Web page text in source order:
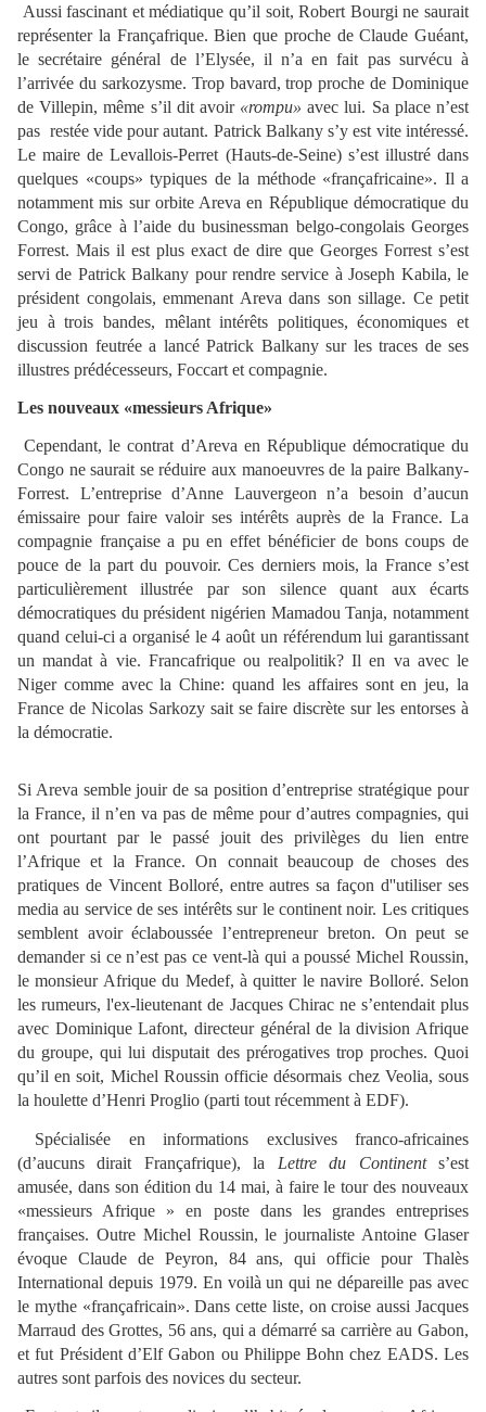
Aussi fascinant et médiatique qu’il soit, Robert Bourgi ne saurait
représenter la Françafrique. Bien que proche de Claude Guéant,
le secrétaire général de l’Elysée, il n’a en fait pas survécu à
l’arrivée du sarkozysme. Trop bavard, trop proche de Dominique
de Villepin, même s’il dit avoir «rompu» avec lui. Sa place n’est
pas restée vide pour autant. Patrick Balkany s’y est vite intéressé.
Le maire de Levallois-Perret (Hauts-de-Seine) s’est illustré dans
quelques «coups» typiques de la méthode «françafricaine». Il a
notamment mis sur orbite Areva en République démocratique du
Congo, grâce à l’aide du businessman belgo-congolais Georges
Forrest. Mais il est plus exact de dire que Georges Forrest s’est
servi de Patrick Balkany pour rendre service à Joseph Kabila, le
président congolais, emmenant Areva dans son sillage. Ce petit
jeu à trois bandes, mêlant intérêts politiques, économiques et
discussion feutrée a lancé Patrick Balkany sur les traces de ses
illustres prédécesseurs, Foccart et compagnie.
Les nouveaux «messieurs Afrique»
Cependant, le contrat d’Areva en République démocratique du
Congo ne saurait se réduire aux manoeuvres de la paire Balkany-
Forrest. L’entreprise d’Anne Lauvergeon n’a besoin d’aucun
émissaire pour faire valoir ses intérêts auprès de la France. La
compagnie française a pu en effet bénéficier de bons coups de
pouce de la part du pouvoir. Ces derniers mois, la France s’est
particulièrement illustrée par son silence quant aux écarts
démocratiques du président nigérien Mamadou Tanja, notamment
quand celui-ci a organisé le 4 août un référendum lui garantissant
un mandat à vie. Francafrique ou realpolitik? Il en va avec le
Niger comme avec la Chine: quand les affaires sont en jeu, la
France de Nicolas Sarkozy sait se faire discrète sur les entorses à
la démocratie.
Si Areva semble jouir de sa position d’entreprise stratégique pour
la France, il n’en va pas de même pour d’autres compagnies, qui
ont pourtant par le passé jouit des privilèges du lien entre
l’Afrique et la France. On connait beaucoup de choses des
pratiques de Vincent Bolloré, entre autres sa façon d''utiliser ses
media au service de ses intérêts sur le continent noir. Les critiques
semblent avoir éclaboussée l’entrepreneur breton. On peut se
demander si ce n’est pas ce vent-là qui a poussé Michel Roussin,
le monsieur Afrique du Medef, à quitter le navire Bolloré. Selon
les rumeurs, l'ex-lieutenant de Jacques Chirac ne s’entendait plus
avec Dominique Lafont, directeur général de la division Afrique
du groupe, qui lui disputait des prérogatives trop proches. Quoi
qu’il en soit, Michel Roussin officie désormais chez Veolia, sous
la houlette d’Henri Proglio (parti tout récemment à EDF).
Spécialisée en informations exclusives franco-africaines
(d’aucuns dirait Françafrique), la Lettre du Continents’est
amusée, dans son édition du 14 mai, à faire le tour des nouveaux
«messieurs Afrique » en poste dans les grandes entreprises
françaises. Outre Michel Roussin, le journaliste Antoine Glaser
évoque Claude de Peyron, 84 ans, qui officie pour Thalès
International depuis 1979. En voilà un qui ne dépareille pas avec
le mythe «françafricain». Dans cette liste, on croise aussi Jacques
Marraud des Grottes, 56 ans, qui a démarré sa carrière au Gabon,
et fut Président d’Elf Gabon ou Philippe Bohn chez EADS. Les
autres sont parfois des novices du secteur.